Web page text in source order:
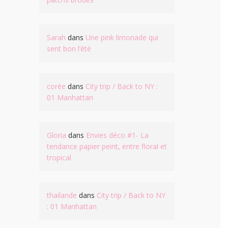
Sarah dans Une pink limonade qui
sent bon l’été
corée dans City trip / Back to NY :
01 Manhattan
Gloria dans Envies déco #1- La
tendance papier peint, entre floral et
tropical
thailande dans City trip / Back to NY
: 01 Manhattan